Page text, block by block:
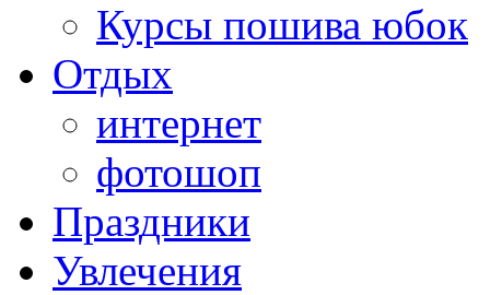
Курсы пошива юбок
Отдых
интернет
фотошоп
Праздники
Увлечения